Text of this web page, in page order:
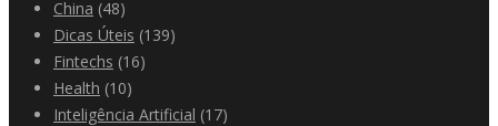
China (48)
Dicas Úteis (139)
Fintechs (16)
Health (10)
Inteligência Artificial (17)